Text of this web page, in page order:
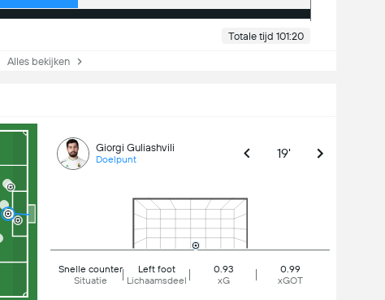
Totale tijd 101:20
Alles bekijken
Giorgi Guliashvili
Doelpunt 19'
Snelle counter
Situatie
Left foot
Lichaamsdeel
0.93
xG
0.99
xGOT